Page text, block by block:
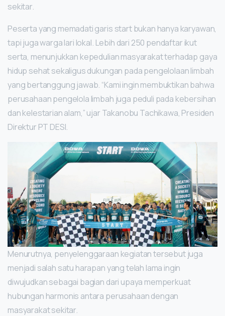
sekitar.
Peserta yang memadati garis start bukan hanya karyawan,
tapi juga warga lari lokal. Lebih dari 250 pendaftar ikut
serta, menunjukkan kepedulian masyarakat terhadap gaya
hidup sehat sekaligus dukungan pada pengelolaan limbah
yang bertanggung jawab. “Kami ingin membuktikan bahwa
perusahaan pengelola limbah juga peduli pada kebersihan
dan kelestarian alam,” ujar Takanobu Tachikawa, Presiden
Direktur PT DESI.
Menurutnya, penyelenggaraan kegiatan tersebut juga
menjadi salah satu harapan yang telah lama ingin
diwujudkan sebagai bagian dari upaya memperkuat
hubungan harmonis antara perusahaan dengan
masyarakat sekitar.